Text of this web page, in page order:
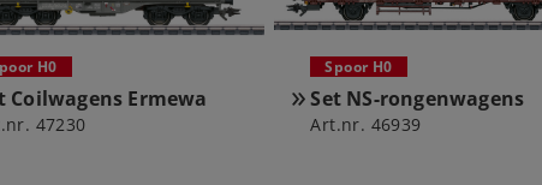
H0
Coilwagens Ermewa
47230
Spoor H0
Set NS-rongenwagens
Art.nr. 46939